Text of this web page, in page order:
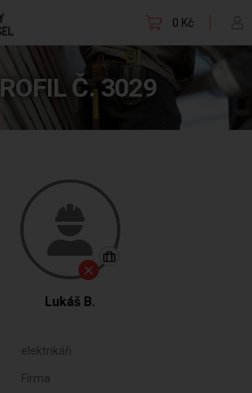
0 Kč
Č. 3029
Lukáš B.
elektrikáři
Firma